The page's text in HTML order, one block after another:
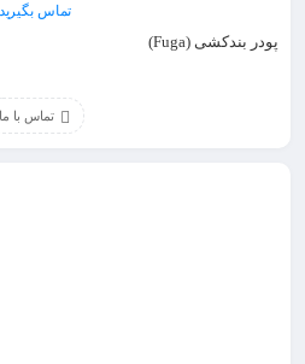
تماس بگیرید
پودر بندکشی (Fuga)
تماس با ما